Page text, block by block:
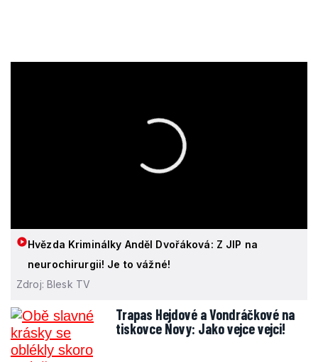
Hvězda Kriminálky Anděl Dvořáková: Z JIP na
neurochirurgii! Je to vážné!
Zdroj: Blesk TV
Trapas Hejdové a Vondráčkové na
tiskovce Novy: Jako vejce vejci!